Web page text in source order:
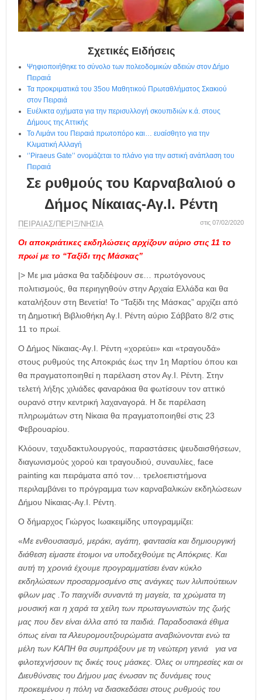
Σχετικές Ειδήσεις
Ψηφιοποιήθηκε το σύνολο των πολεοδομικών αδειών στον Δήμο
Πειραιά
Τα προκριματικά του 35ου Μαθητικού Πρωταθλήματος Σκακιού
στον Πειραιά
Ευέλικτα οχήματα για την περισυλλογή σκουπιδιών κ.ά. στους
Δήμους της Αττικής
Το Λιμάνι του Πειραιά πρωτοπόρο και… ευαίσθητο για την
Κλιματική Αλλαγή
‘’Piraeus Gate’’ ονομάζεται το πλάνο για την αστική ανάπλαση του
Πειραιά
Σε ρυθμούς του Καρναβαλιού ο
Δήμος Νίκαιας-Αγ.Ι. Ρέντη
ΠΕΙΡΑΙΑΣ/ΠΕΡΙΞ/ΝΗΣΙΑ στις 07/02/2020
Οι αποκριάτικες εκδηλώσεις αρχίζουν αύριο στις 11 το
πρωί με το “Ταξίδι της Μάσκας”
|> Με μια μάσκα θα ταξιδέψουν σε… πρωτόγονους
πολιτισμούς, θα περιηγηθούν στην Αρχαία Ελλάδα και θα
καταλήξουν στη Βενετία! Το “Ταξίδι της Μάσκας” αρχίζει από
τη Δημοτική Βιβλιοθήκη Αγ.Ι. Ρέντη αύριο Σάββατο 8/2 στις
11 το πρωί.
Ο Δήμος Νίκαιας-Αγ.Ι. Ρέντη «χορεύει» και «τραγουδά»
στους ρυθμούς της Αποκριάς έως την 1η Μαρτίου όπου και
θα πραγματοποιηθεί η παρέλαση στον Αγ.Ι. Ρέντη. Στην
τελετή λήξης χιλιάδες φαναράκια θα φωτίσουν τον αττικό
ουρανό στην κεντρική λαχαναγορά. Η δε παρέλαση
πληρωμάτων στη Νίκαια θα πραγματοποιηθεί στις 23
Φεβρουαρίου.
Κλόουν, ταχυδακτυλουργούς, παραστάσεις ψευδαισθήσεων,
διαγωνισμούς χορού και τραγουδιού, συναυλίες, face
painting και πειράματα από τον… τρελοεπιστήμονα
περιλαμβάνει το πρόγραμμα των καρναβαλικών εκδηλώσεων
Δήμου Νίκαιας-Αγ.Ι. Ρέντη.
Ο δήμαρχος Γιώργος Ιωακειμίδης υπογραμμίζει:
«Με ενθουσιασμό, μεράκι, αγάπη, φαντασία και δημιουργική
διάθεση είμαστε έτοιμοι να υποδεχθούμε τις Απόκριες. Και
αυτή τη χρονιά έχουμε προγραμματίσει έναν κύκλο
εκδηλώσεων προσαρμοσμένο στις ανάγκες των λιλιπούτειων
φίλων μας .Το παιχνίδι συναντά τη μαγεία, τα χρώματα τη
μουσική και η χαρά τα χείλη των πρωταγωνιστών της ζωής
μας που δεν είναι άλλα από τα παιδιά. Παραδοσιακά έθιμα
όπως είναι τα Αλευρομουτζουρώματα αναβιώνονται ενώ τα
μέλη των ΚΑΠΗ θα συμπράξουν με τη νεώτερη γενιά για να
φιλοτεχνήσουν τις δικές τους μάσκες. Όλες οι υπηρεσίες και οι
Διευθύνσεις του Δήμου μας ένωσαν τις δυνάμεις τους
προκειμένου η πόλη να διασκεδάσει στους ρυθμούς του